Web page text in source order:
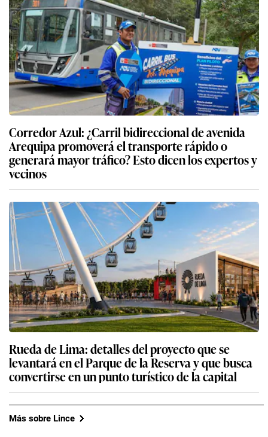
Corredor Azul: ¿Carril bidireccional de avenida
Arequipa promoverá el transporte rápido o
generará mayor tráfico? Esto dicen los expertos y
vecinos
Rueda de Lima: detalles del proyecto que se
levantará en el Parque de la Reserva y que busca
convertirse en un punto turístico de la capital
Más sobre Lince